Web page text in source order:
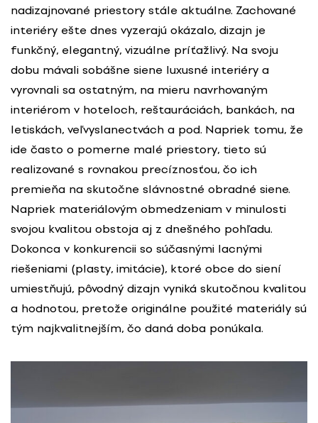
nadizajnované priestory stále aktuálne. Zachované
interiéry ešte dnes vyzerajú okázalo, dizajn je
funkčný, elegantný, vizuálne príťažlivý. Na svoju
dobu mávali sobášne siene luxusné interiéry a
vyrovnali sa ostatným, na mieru navrhovaným
interiérom v hoteloch, reštauráciách, bankách, na
letiskách, veľvyslanectvách a pod. Napriek tomu, že
ide často o pomerne malé priestory, tieto sú
realizované s rovnakou precíznosťou, čo ich
premieňa na skutočne slávnostné obradné siene.
Napriek materiálovým obmedzeniam v minulosti
svojou kvalitou obstoja aj z dnešného pohľadu.
Dokonca v konkurencii so súčasnými lacnými
riešeniami (plasty, imitácie), ktoré obce do siení
umiestňujú, pôvodný dizajn vyniká skutočnou kvalitou
a hodnotou, pretože originálne použité materiály sú
tým najkvalitnejším, čo daná doba ponúkala.